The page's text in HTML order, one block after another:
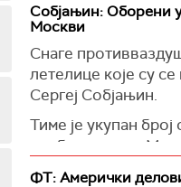
Собјањин: Оборени
Москви
Снаге
летелице које су
Сергеј Собјањин.
Тиме је укупан
приближавања
ФТ: Амерички